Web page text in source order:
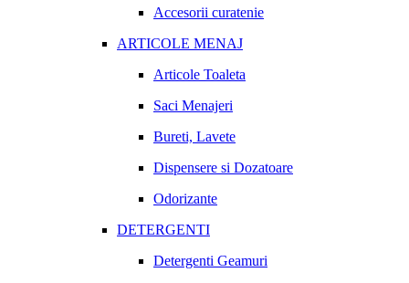
Accesorii curatenie
ARTICOLE MENAJ
Articole Toaleta
Saci Menajeri
Bureti, Lavete
Dispensere si Dozatoare
Odorizante
DETERGENTI
Detergenti Geamuri